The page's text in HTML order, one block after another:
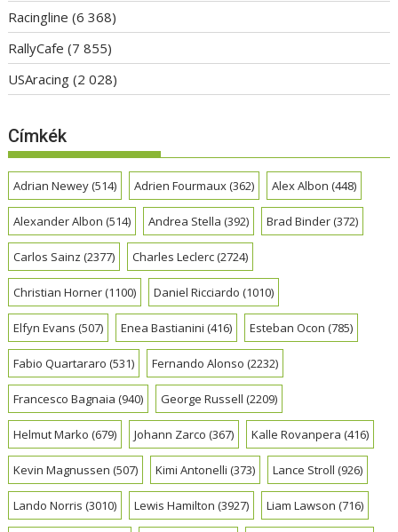
Racingline (6 368)
RallyCafe (7 855)
USAracing (2 028)
Címkék
Adrian Newey(514) Adrien Fourmaux(362) Alex Albon (448)
Alexander Albon (514) Andrea Stella (392) Brad Binder(372)
Carlos Sainz (2377) Charles Leclerc(2724)
Christian Horner(1100) Daniel Ricciardo (1010)
Elfyn Evans (507) Enea Bastianini (416) Esteban Ocon (785)
Fabio Quartararo (531) Fernando Alonso (2232)
Francesco Bagnaia (940) George Russell (2209)
Helmut Marko (679) Johann Zarco (367) Kalle Rovanpera (416)
Kevin Magnussen (507) Kimi Antonelli (373) Lance Stroll (926)
Lando Norris (3010) Lewis Hamilton (3927) Liam Lawson (716)